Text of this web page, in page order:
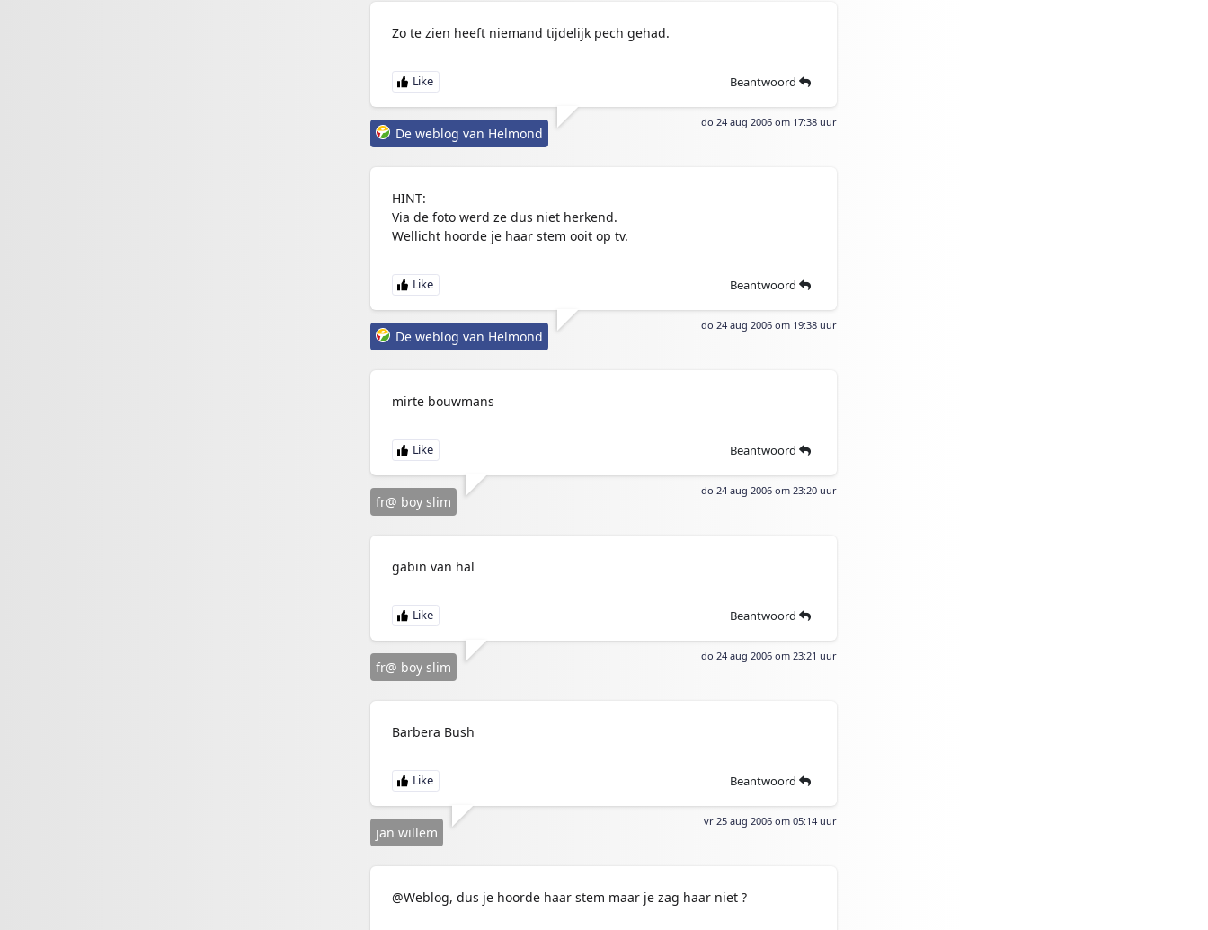
Zo te zien heeft niemand tijdelijk pech gehad.
Beantwoord
do 24 aug 2006 om 17:38 uur
De weblog van Helmond
HINT:
Via de foto werd ze dus niet herkend.
Wellicht hoorde je haar stem ooit op tv.
Beantwoord
do 24 aug 2006 om 19:38 uur
De weblog van Helmond
mirte bouwmans
Beantwoord
do 24 aug 2006 om 23:20 uur
fr@ boy slim
gabin van hal
Beantwoord
do 24 aug 2006 om 23:21 uur
fr@ boy slim
Barbera Bush
Beantwoord
vr 25 aug 2006 om 05:14 uur
jan willem
@Weblog, dus je hoorde haar stem maar je zag haar niet ?